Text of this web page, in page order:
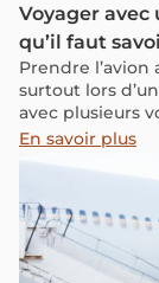
Voyager avec
qu’il faut
Prendre
surtout lors
avec plusieurs
contrôles de
petits
questions avant le départ. Avec
voyage peut
sereinement.
pour voyager
particulier sur
En savoir plus